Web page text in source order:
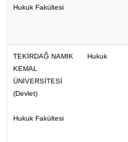
Hukuk Fakültesi
TEKİRDAĞ NAMIK
KEMAL
ÜNİVERSİTESİ
(Devlet)
Hukuk Fakültesi
Hukuk